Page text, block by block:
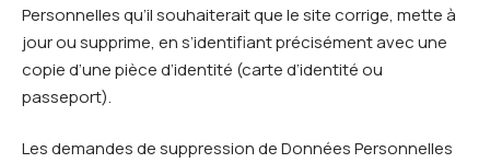
Personnelles qu’il souhaiterait que le site corrige, mette à
jour ou supprime, en s’identifiant précisément avec une
copie d’une pièce d’identité (carte d’identité ou
passeport).
Les demandes de suppression de Données Personnelles